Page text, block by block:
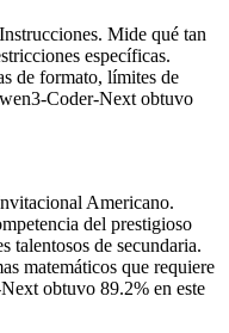
. Mide qué tan
específicas.
de formato, límites de
Coder-Next obtuvo
Americano.
del prestigioso
talentosos de secundaria.
matemáticos que requiere
obtuvo 89.2% en este